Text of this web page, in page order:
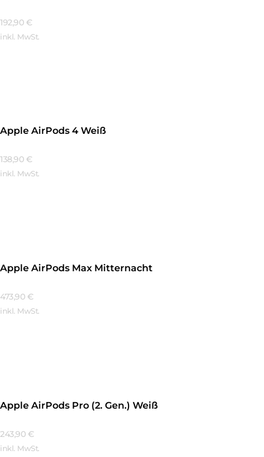
192,90 €
inkl. MwSt.
Apple AirPods 4 Weiß
138,90 €
inkl. MwSt.
Apple AirPods Max Mitternacht
473,90 €
inkl. MwSt.
Apple AirPods Pro (2. Gen.) Weiß
243,90 €
inkl. MwSt.